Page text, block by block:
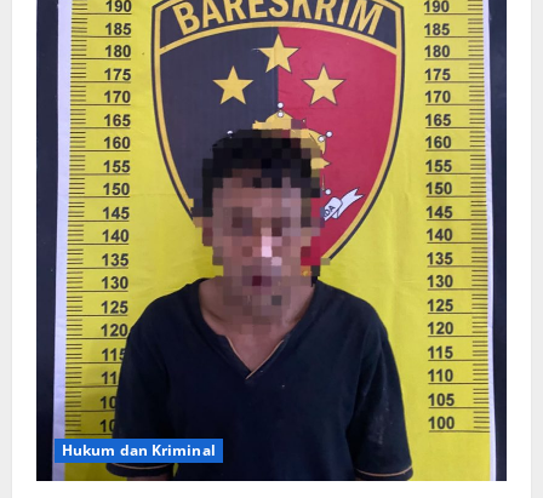
Hukum dan Kriminal